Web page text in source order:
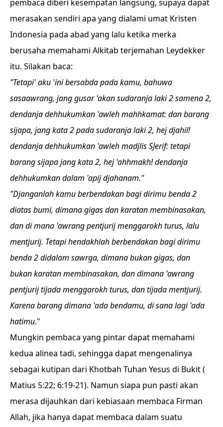
pembaca diberi kesempatan langsung, supaya dapat
merasakan sendiri apa yang dialami umat Kristen
Indonesia pada abad yang lalu ketika merka
berusaha memahami Alkitab terjemahan Leydekker
itu. Silakan baca:
"Tetapi' aku 'ini bersabda pada kamu, bahuwa
sasaawrang, jang gusar 'akan sudaranja laki 2 samena 2,
dendanja dehhukumkan 'awleh mahhkamat: dan barang
sijapa, jang kata 2 pada sudaranja laki 2, hej djahil!
dendanja dehhukumkan 'awleh madjlis SJerif: tetapi
barang sijapa jang kata 2, hej 'ahhmakh! dendanja
dehhukumkan dalam 'apij djahanam."
"Djanganlah kamu berbendakan bagi dirimu benda 2
diatas bumi, dimana gigas dan karatan membinasakan,
dan di mana 'awrang pentjurij menggarokh turus, lalu
mentjurij. Tetapi hendakhlah berbendakan bagi dirimu
benda 2 didalam sawrga, dimana bukan gigas, dan
bukan karatan membinasakan, dan dimana 'awrang
pentjurij tijada menggarokh turus, dan tijada mentjurij.
Karena barang dimana 'ada bendamu, di sana lagi 'ada
hatimu."
Mungkin pembaca yang pintar dapat memahami
kedua alinea tadi, sehingga dapat mengenalinya
sebagai kutipan dari Khotbah Tuhan Yesus di Bukit (
Matius 5:22; 6:19-21). Namun siapa pun pasti akan
merasa dijauhkan dari kebiasaan membaca Firman
Allah, jika hanya dapat membaca dalam suatu